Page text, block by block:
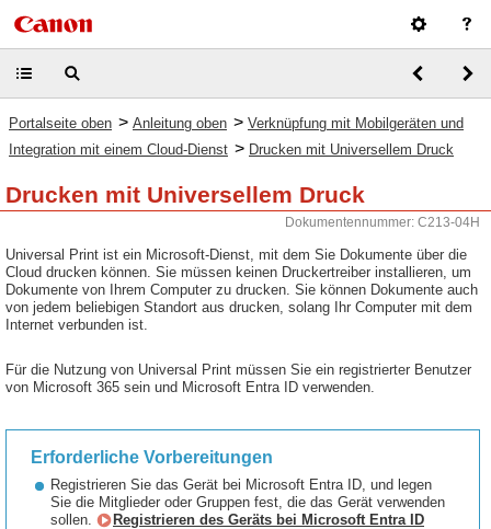
Portalseite oben > Anleitung oben > Verknüpfung mit Mobilgeräten und
Integration mit einem Cloud-Dienst > Drucken mit Universellem Druck
Drucken mit Universellem Druck
Dokumentennummer: C213-04H
Universal Print ist ein Microsoft-Dienst, mit dem Sie Dokumente über die
Cloud drucken können. Sie müssen keinen Druckertreiber installieren, um
Dokumente von Ihrem Computer zu drucken. Sie können Dokumente auch
von jedem beliebigen Standort aus drucken, solang Ihr Computer mit dem
Internet verbunden ist.
Für die Nutzung von Universal Print müssen Sie ein registrierter Benutzer
von Microsoft 365 sein und Microsoft Entra ID verwenden.
Erforderliche Vorbereitungen
Registrieren Sie das Gerät bei Microsoft Entra ID, und legen
Sie die Mitglieder oder Gruppen fest, die das Gerät verwenden
sollen.
Registrieren des Geräts bei Microsoft Entra ID